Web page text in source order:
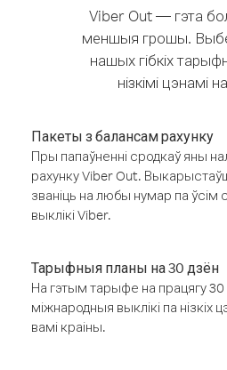
Viber Out — гэта
меншыя грошы.
нашых гібкіх
нізкімі цэнамі
Пакеты з балансам рахунку
Пры папаўненні сродкаў яны
рахунку Viber Out.
званіць на любы нумар па ўсім
выклікі Viber.
Тарыфныя планы на 30 дзён
На гэтым тарыфе на працягу
міжнародныя выклікі па нізкіх
вамі краіны.